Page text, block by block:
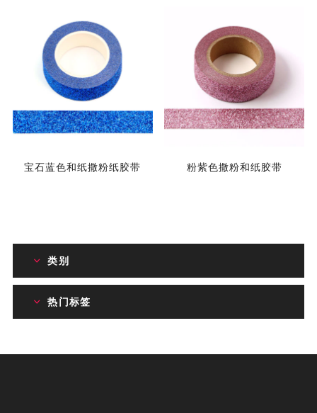
宝石蓝色和纸撒粉纸胶带 粉紫色撒粉和纸胶带
类别
热门标签